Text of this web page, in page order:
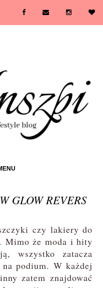
GLOW REVERS
czy lakiery do
Mimo że moda i hity
wszystko zatacza
podium. W każdej
zatem znajdować